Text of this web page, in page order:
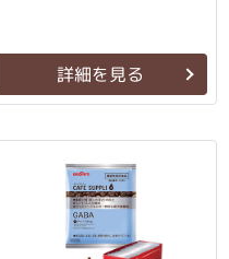
詳細を見る